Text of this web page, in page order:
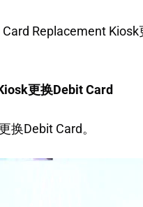
Replacement Kiosk
更换Debit Card
换Debit Card。